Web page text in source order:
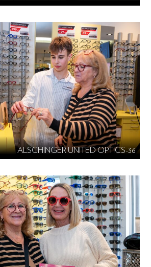
ALSCHINGER UNITED OPTICS-36